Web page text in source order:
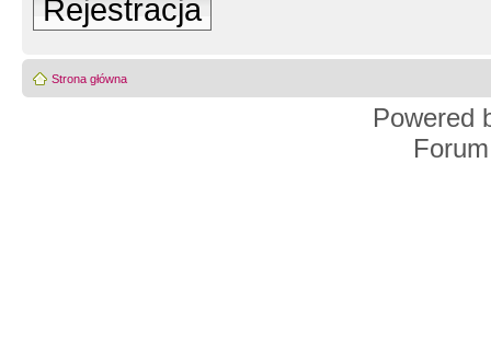
Rejestracja
Strona główna
Powered